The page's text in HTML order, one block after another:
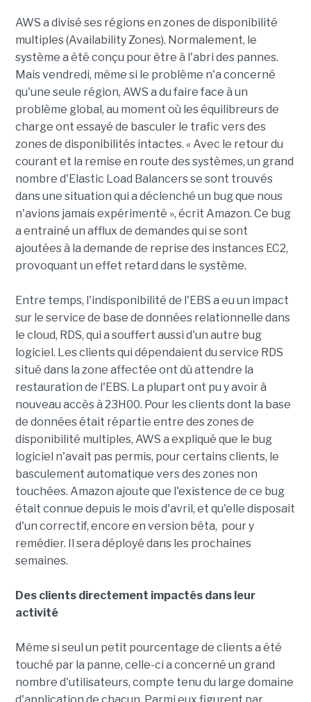
AWS a divisé ses régions en zones de disponibilité
multiples (Availability Zones). Normalement, le
système a été conçu pour être à l'abri des pannes.
Mais vendredi, même si le problème n'a concerné
qu'une seule région, AWS a du faire face à un
problème global, au moment où les équilibreurs de
charge ont essayé de basculer le trafic vers des
zones de disponibilités intactes. « Avec le retour du
courant et la remise en route des systèmes, un grand
nombre d'Elastic Load Balancers se sont trouvés
dans une situation qui a déclenché un bug que nous
n'avions jamais expérimenté », écrit Amazon. Ce bug
a entrainé un afflux de demandes qui se sont
ajoutées à la demande de reprise des instances EC2,
provoquant un effet retard dans le système.
Entre temps, l'indisponibilité de l'EBS a eu un impact
sur le service de base de données relationnelle dans
le cloud, RDS, qui a souffert aussi d'un autre bug
logiciel. Les clients qui dépendaient du service RDS
situé dans la zone affectée ont dû attendre la
restauration de l'EBS. La plupart ont pu y avoir à
nouveau accès à 23H00. Pour les clients dont la base
de données était répartie entre des zones de
disponibilité multiples, AWS a expliqué que le bug
logiciel n'avait pas permis, pour certains clients, le
basculement automatique vers des zones non
touchées. Amazon ajoute que l'existence de ce bug
était connue depuis le mois d'avril, et qu'elle disposait
d'un correctif, encore en version bêta, pour y
remédier. Il sera déployé dans les prochaines
semaines.
Des clients directement impactés dans leur
activité
Même si seul un petit pourcentage de clients a été
touché par la panne, celle-ci a concerné un grand
nombre d'utilisateurs, compte tenu du large domaine